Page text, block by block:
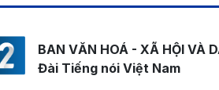
BAN VĂN HOÁ - XÃ HỘI VÀ
Đài Tiếng nói Việt Nam